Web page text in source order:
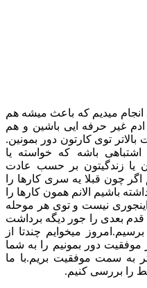
که باعث میشه هم
ایی باشین و هم
کارتون دور بمونین.
که خواسته یا
بر حسب عادت
یه سری کارها را
همون کارها را
و توی هر موحله
جور دیگه برداشت
میخوایم چندتا از
بمونیم را به شما
موفقیت بریم.با ما
کنیم.